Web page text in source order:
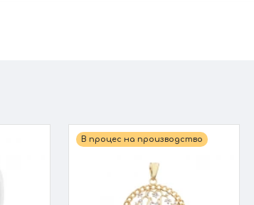
В процес на производство